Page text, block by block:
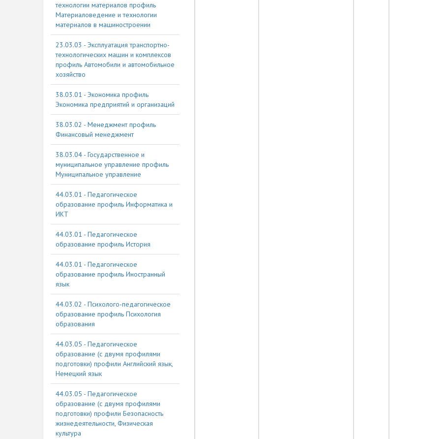
технологии материалов профиль
Материаловедение и технологии
материалов в машиностроении
23.03.03 - Эксплуатация транспортно-
технологических машин и комплексов
профиль Автомобили и автомобильное
хозяйство
38.03.01 - Экономика профиль
Экономика предприятий и организаций
38.03.02 - Менеджмент профиль
Финансовый менеджмент
38.03.04 - Государственное и
муниципальное управление профиль
Муниципальное управление
44.03.01 - Педагогическое
образование профиль Информатика и
ИКТ
44.03.01 - Педагогическое
образование профиль История
44.03.01 - Педагогическое
образование профиль Иностранный
язык
44.03.02 - Психолого-педагогическое
образование профиль Психология
образования
44.03.05 - Педагогическое
образование (с двумя профилями
подготовки) профили Английский язык,
Немецкий язык
44.03.05 - Педагогическое
образование (с двумя профилями
подготовки) профили Безопасность
жизнедеятельности, Физическая
культура